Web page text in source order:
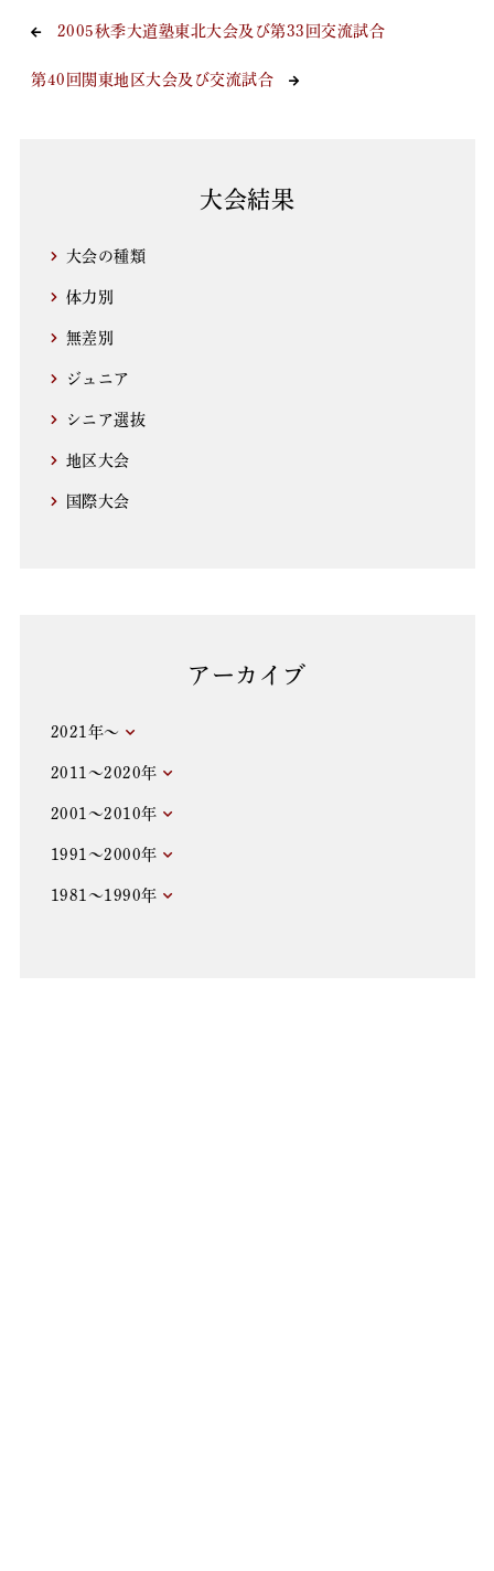
2005秋季大道塾東北大会及び第33回交流試合
第40回関東地区大会及び交流試合
大会結果
大会の種類
体力別
無差別
ジュニア
シニア選抜
地区大会
国際大会
アーカイブ
2021年～
2011～2020年
2001～2010年
1991～2000年
1981～1990年